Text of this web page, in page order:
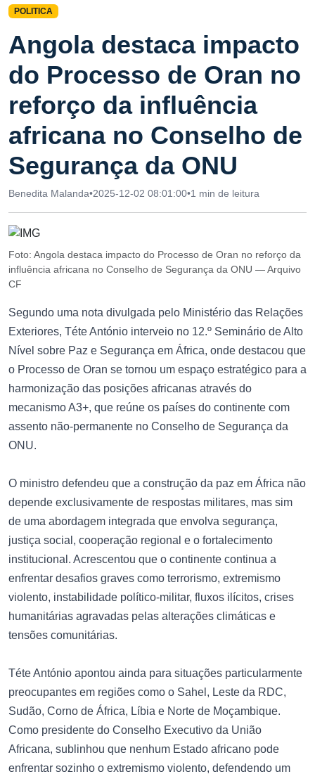
POLITICA
Angola destaca impacto
do Processo de Oran no
reforço da influência
africana no Conselho de
Segurança da ONU
Benedita Malanda•2025-12-02 08:01:00•1 min de leitura
Foto: Angola destaca impacto do Processo de Oran no reforço da
influência africana no Conselho de Segurança da ONU — Arquivo
CF
Segundo uma nota divulgada pelo Ministério das Relações
Exteriores, Téte António interveio no 12.º Seminário de Alto
Nível sobre Paz e Segurança em África, onde destacou que
o Processo de Oran se tornou um espaço estratégico para a
harmonização das posições africanas através do
mecanismo A3+, que reúne os países do continente com
assento não-permanente no Conselho de Segurança da
ONU.
O ministro defendeu que a construção da paz em África não
depende exclusivamente de respostas militares, mas sim
de uma abordagem integrada que envolva segurança,
justiça social, cooperação regional e o fortalecimento
institucional. Acrescentou que o continente continua a
enfrentar desafios graves como terrorismo, extremismo
violento, instabilidade político-militar, fluxos ilícitos, crises
humanitárias agravadas pelas alterações climáticas e
tensões comunitárias.
Téte António apontou ainda para situações particularmente
preocupantes em regiões como o Sahel, Leste da RDC,
Sudão, Corno de África, Líbia e Norte de Moçambique.
Como presidente do Conselho Executivo da União
Africana, sublinhou que nenhum Estado africano pode
enfrentar sozinho o extremismo violento, defendendo um